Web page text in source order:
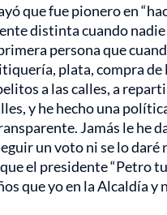
que fue pionero en
distinta cuando nadie
persona que
plata, compra de
a las calles, a
y he hecho una
Jamás le he
un voto ni se lo daré
el presidente “Petro
que yo en la Alcaldía y